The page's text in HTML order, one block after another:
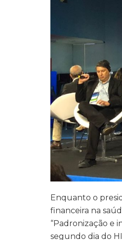
Enquanto o
financeira na
“Padronização e
segundo dia do